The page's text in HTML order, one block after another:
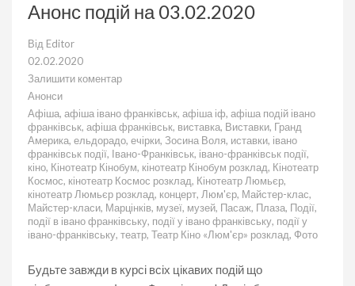
Анонс подій на 03.02.2020
Від Editor
02.02.2020
Залишити коментар
до
подій
на
03.02.2020
Анонси
Афіша, афіша івано франківськ, афіша іф, афіша подій івано
франківськ, афіша франківськ, виставка, Виставки, Гранд
Америка, ельдорадо, ечірки, Зосина Воля, иставки, івано
франківськ події, Івано-Франківськ, івано-франківськ події,
кіно, Кінотеатр Кінобум, кінотеатр Кінобум розклад, Кінотеатр
Космос, кінотеатр Космос розклад, Кінотеатр Люмьєр,
кінотеатр Люмьєр розклад, концерт, Люм'єр, Майстер-клас,
Майстер-класи, Марцінків, музеї, музей, Пасаж, Плаза, Події,
події в івано франківську, події у івано франківську, події у
івано-франківську, театр, Театр Кіно «Люм'єр» розклад, Фото
Будьте завжди в курсі всіх цікавих подій що